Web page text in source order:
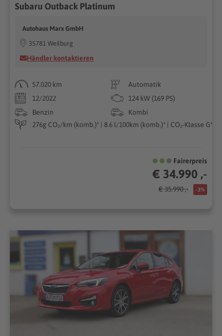
Subaru Outback Platinum
Autohaus Marx GmbH
35781 Weilburg
Händler kontaktieren
57.020 km
Automatik
12/2022
124 kW (169 PS)
Benzin
Kombi
276g CO₂/km (komb.)* | 8.6 l/100km (komb.)* | CO₂-Klasse G*
Fairerpreis
€ 34.990 ,-
€ 35.990 ,- -3%